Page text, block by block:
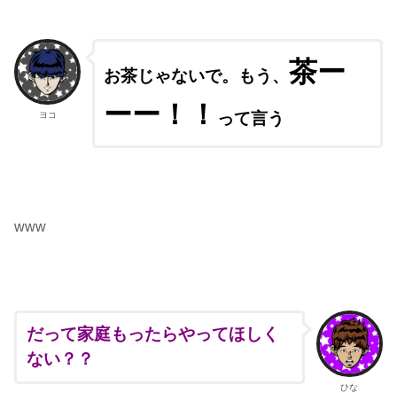
ヨコ
お茶じゃないで。もう、茶ー
ーー！！
って言う
www
ひな
だって家庭もったらやってほしく
ない？？